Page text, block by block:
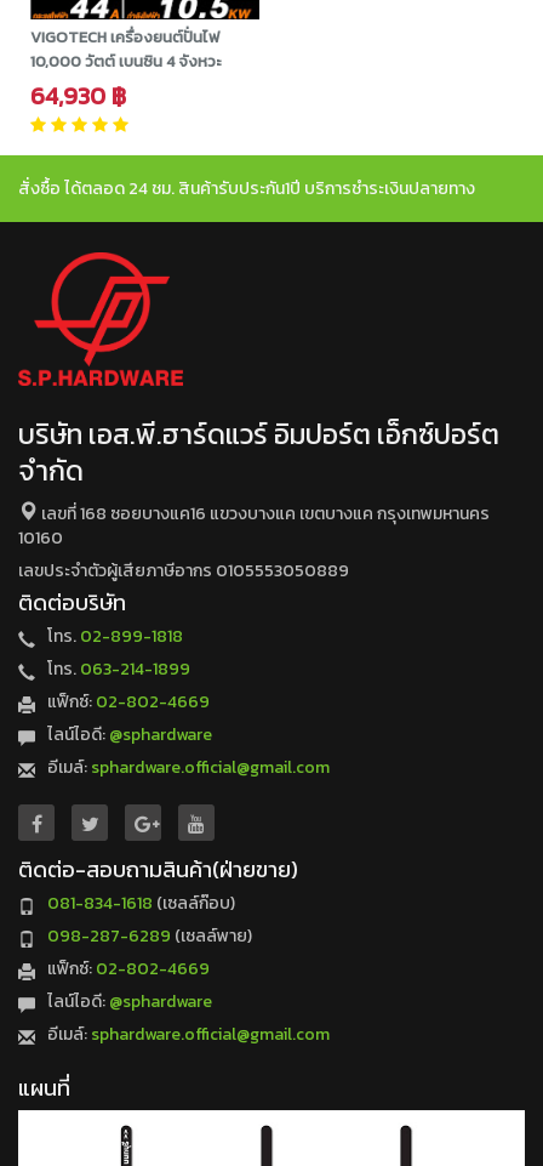
VIGOTECH เครื่องยนต์ปั่นไฟ
10,000 วัตต์ เบนซิน 4 จังหวะ
64,930 ฿
สั่งซื้อ ได้ตลอด 24 ชม. สินค้ารับประกัน1ปี บริการชำระเงินปลายทาง
บริษัท เอส.พี.ฮาร์ดแวร์ อิมปอร์ต เอ็กซ์ปอร์ต
จำกัด
เลขที่ 168 ซอยบางแค16 แขวงบางแค เขตบางแค กรุงเทพมหานคร
10160
เลขประจำตัวผู้เสียภาษีอากร 0105553050889
ติดต่อบริษัท
โทร.02-899-1818
โทร.063-214-1899
แฟ็กซ์:02-802-4669
ไลน์ไอดี:@sphardware
อีเมล์:sphardware.official@gmail.com
ติดต่อ-สอบถามสินค้า(ฝ่ายขาย)
081-834-1618 (เซลล์ก๊อบ)
098-287-6289 (เซลล์พาย)
แฟ็กซ์:02-802-4669
ไลน์ไอดี:@sphardware
อีเมล์:sphardware.official@gmail.com
แผนที่